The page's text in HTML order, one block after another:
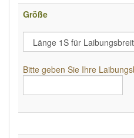
Größe
Bitte geben Sie Ihre